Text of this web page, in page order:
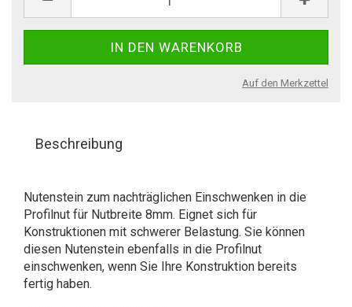
Auf den Merkzettel
Beschreibung
Nutenstein zum nachträglichen Einschwenken in die
Profilnut für Nutbreite 8mm. Eignet sich für
Konstruktionen mit schwerer Belastung. Sie können
diesen Nutenstein ebenfalls in die Profilnut
einschwenken, wenn Sie Ihre Konstruktion bereits
fertig haben.